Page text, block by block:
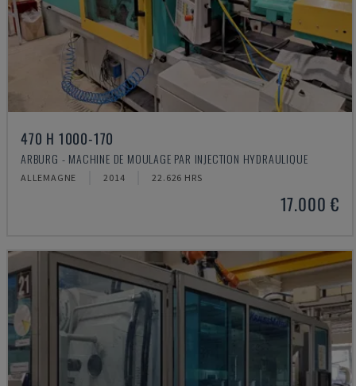
470 H 1000-170
ARBURG - MACHINE DE MOULAGE PAR INJECTION HYDRAULIQUE
ALLEMAGNE 2014 22.626 HRS
17.000 €